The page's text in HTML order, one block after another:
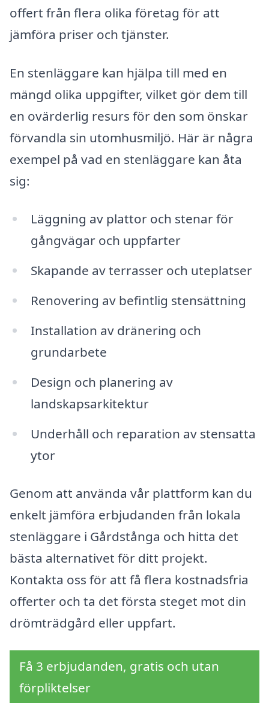
offert från flera olika företag för att
jämföra priser och tjänster.
En stenläggare kan hjälpa till med en
mängd olika uppgifter, vilket gör dem till
en ovärderlig resurs för den som önskar
förvandla sin utomhusmiljö. Här är några
exempel på vad en stenläggare kan åta
sig:
Läggning av plattor och stenar för
gångvägar och uppfarter
Skapande av terrasser och uteplatser
Renovering av befintlig stensättning
Installation av dränering och
grundarbete
Design och planering av
landskapsarkitektur
Underhåll och reparation av stensatta
ytor
Genom att använda vår plattform kan du
enkelt jämföra erbjudanden från lokala
stenläggare i Gårdstånga och hitta det
bästa alternativet för ditt projekt.
Kontakta oss för att få flera kostnadsfria
offerter och ta det första steget mot din
drömträdgård eller uppfart.
Få 3 erbjudanden, gratis och utan
förpliktelser